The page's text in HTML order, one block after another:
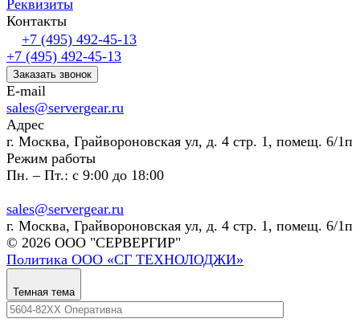
Реквизиты
Контакты
+7 (495) 492-45-13
+7 (495) 492-45-13
Заказать звонок
E-mail
sales@servergear.ru
Адрес
г. Москва, Грайвороновская ул, д. 4 стр. 1, помещ. 6/1п
Режим работы
Пн. – Пт.: с 9:00 до 18:00
sales@servergear.ru
г. Москва, Грайвороновская ул, д. 4 стр. 1, помещ. 6/1п
© 2026 ООО "СЕРВЕРГИР"
Политика ООО «СГ ТЕХНОЛОДЖИ»
Темная тема